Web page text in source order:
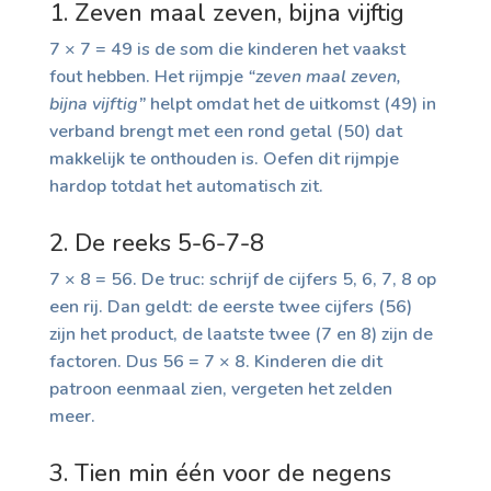
1. Zeven maal zeven, bijna vijftig
7 × 7 = 49 is de som die kinderen het vaakst
fout hebben. Het rijmpje “zeven maal zeven,
bijna vijftig”helpt omdat het de uitkomst (49) in
verband brengt met een rond getal (50) dat
makkelijk te onthouden is. Oefen dit rijmpje
hardop totdat het automatisch zit.
2. De reeks 5-6-7-8
7 × 8 = 56. De truc: schrijf de cijfers 5, 6, 7, 8 op
een rij. Dan geldt: de eerste twee cijfers (56)
zijn het product, de laatste twee (7 en 8) zijn de
factoren. Dus 56 = 7 × 8. Kinderen die dit
patroon eenmaal zien, vergeten het zelden
meer.
3. Tien min één voor de negens